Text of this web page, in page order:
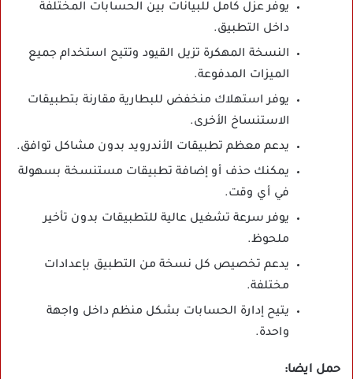
يوفر عزل كامل للبيانات بين الحسابات المختلفة
داخل التطبيق.
النسخة المهكرة تزيل القيود وتتيح استخدام جميع
الميزات المدفوعة.
يوفر استهلاك منخفض للبطارية مقارنة بتطبيقات
الاستنساخ الأخرى.
يدعم معظم تطبيقات الأندرويد بدون مشاكل توافق.
يمكنك حذف أو إضافة تطبيقات مستنسخة بسهولة
في أي وقت.
يوفر سرعة تشغيل عالية للتطبيقات بدون تأخير
ملحوظ.
يدعم تخصيص كل نسخة من التطبيق بإعدادات
مختلفة.
يتيح إدارة الحسابات بشكل منظم داخل واجهة
واحدة.
حمل ايضا: